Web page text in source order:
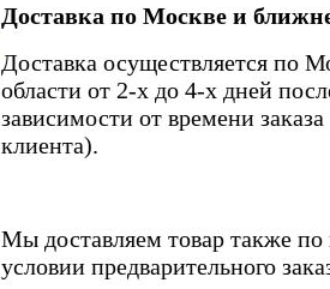
Доставка по Москве и
Доставка осуществляется по
области от 2-х до 4-х дней
зависимости от времени
клиента).
Мы доставляем товар также
условии предварительного